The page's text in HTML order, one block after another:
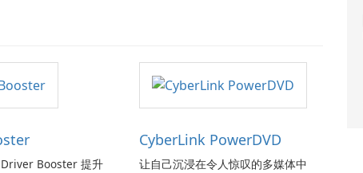
Booster 提升
CyberLink PowerDVD
让自己沉浸在令人惊叹的多媒体中